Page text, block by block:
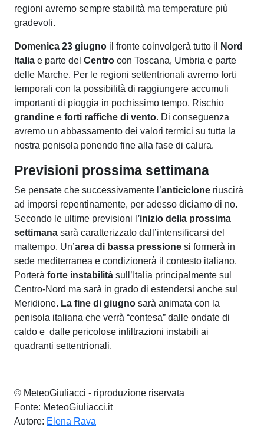
regioni avremo sempre stabilità ma temperature più
gradevoli.
Domenica 23 giugno il fronte coinvolgerà tutto il
Nord
Italia e parte del Centro con Toscana, Umbria e parte
delle Marche. Per le regioni settentrionali avremo forti
temporali con la possibilità di raggiungere accumuli
importanti di pioggia in pochissimo tempo. Rischio
grandine e forti raffiche di vento. Di conseguenza
avremo un abbassamento dei valori termici su tutta la
nostra penisola ponendo fine alla fase di calura.
Previsioni prossima settimana
Se pensate che successivamente l’anticiclone riuscirà
ad imporsi repentinamente, per adesso diciamo di no.
Secondo le ultime previsioni l ’inizio della prossima
settimana sarà caratterizzato dall’intensificarsi del
maltempo. Un’area di bassa pressione si formerà in
sede mediterranea e condizionerà il contesto italiano.
Porterà forte instabilità sull’Italia principalmente sul
Centro-Nord ma sarà in grado di estendersi anche sul
Meridione. La fine di giugno sarà animata con la
penisola italiana che verrà “contesa” dalle ondate di
caldo e dalle pericolose infiltrazioni instabili ai
quadranti settentrionali.
© MeteoGiuliacci - riproduzione riservata
Fonte: MeteoGiuliacci.it
Autore: Elena Rava